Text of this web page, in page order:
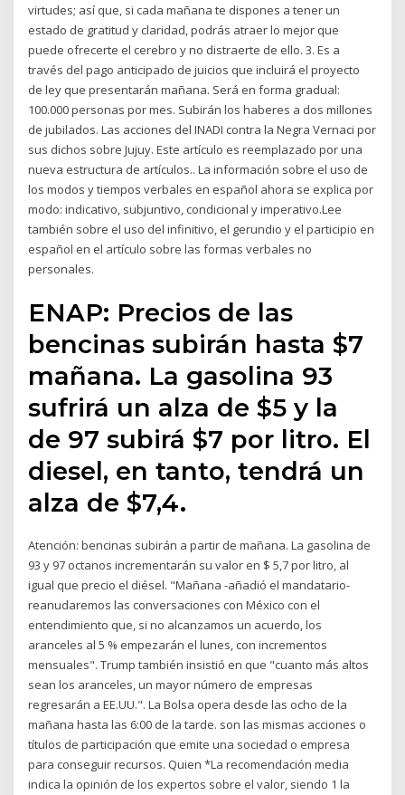
virtudes; así que, si cada mañana te dispones a tener un
estado de gratitud y claridad, podrás atraer lo mejor que
puede ofrecerte el cerebro y no distraerte de ello. 3. Es a
través del pago anticipado de juicios que incluirá el proyecto
de ley que presentarán mañana. Será en forma gradual:
100.000 personas por mes. Subirán los haberes a dos millones
de jubilados. Las acciones del INADI contra la Negra Vernaci por
sus dichos sobre Jujuy. Este artículo es reemplazado por una
nueva estructura de artículos.. La información sobre el uso de
los modos y tiempos verbales en español ahora se explica por
modo: indicativo, subjuntivo, condicional y imperativo.Lee
también sobre el uso del infinitivo, el gerundio y el participio en
español en el artículo sobre las formas verbales no
personales.
ENAP: Precios de las
bencinas subirán hasta $7
mañana. La gasolina 93
sufrirá un alza de $5 y la
de 97 subirá $7 por litro. El
diesel, en tanto, tendrá un
alza de $7,4.
Atención: bencinas subirán a partir de mañana. La gasolina de
93 y 97 octanos incrementarán su valor en $ 5,7 por litro, al
igual que precio el diésel. "Mañana -añadió el mandatario-
reanudaremos las conversaciones con México con el
entendimiento que, si no alcanzamos un acuerdo, los
aranceles al 5 % empezarán el lunes, con incrementos
mensuales". Trump también insistió en que "cuanto más altos
sean los aranceles, un mayor número de empresas
regresarán a EE.UU.". La Bolsa opera desde las ocho de la
mañana hasta las 6:00 de la tarde. son las mismas acciones o
títulos de participación que emite una sociedad o empresa
para conseguir recursos. Quien *La recomendación media
indica la opinión de los expertos sobre el valor, siendo 1 la